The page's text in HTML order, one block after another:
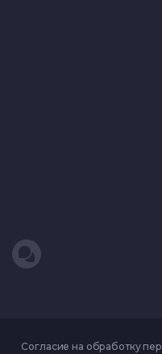
Согласие на обработку